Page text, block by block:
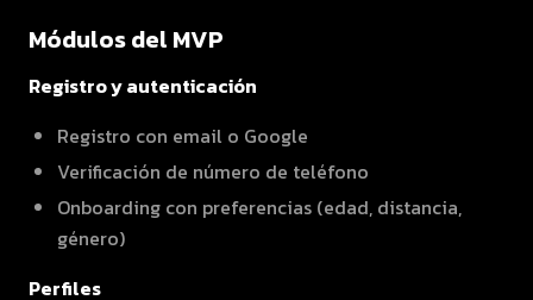
Módulos del MVP
Registro y autenticación
Registro con email o Google
Verificación de número de teléfono
Onboarding con preferencias (edad, distancia,
género)
Perfiles